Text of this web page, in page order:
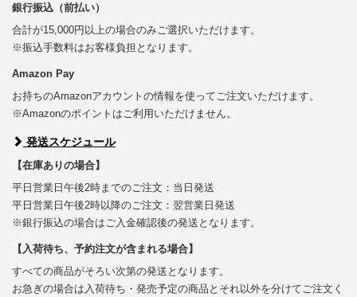
銀行振込（前払い）
合計が15,000円以上の場合のみご選択いただけます。
※振込手数料はお客様負担となります。
Amazon Pay
お持ちのAmazonアカウントの情報を使ってご注文いただけます。
※Amazonのポイントはご利用いただけません。
発送スケジュール
【在庫ありの場合】
平日営業日午後2時までのご注文：当日発送
平日営業日午後2時以降のご注文：翌営業日発送
※銀行振込の場合はご入金確認後の発送となります。
【入荷待ち、予約注文が含まれる場合】
すべての商品がそろい次第の発送となります。
お急ぎの場合は入荷待ち・発売予定の商品とそれ以外を分けてご注文く